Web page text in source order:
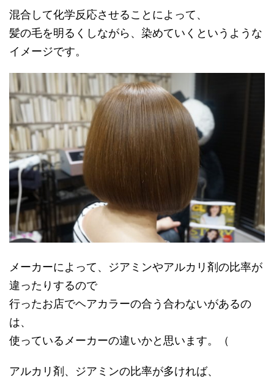
混合して化学反応させることによって、
髪の毛を明るくしながら、染めていくというような
イメージです。
メーカーによって、ジアミンやアルカリ剤の比率が
違ったりするので
行ったお店でヘアカラーの合う合わないがあるの
は、
使っているメーカーの違いかと思います。（
アルカリ剤、ジアミンの比率が多ければ、